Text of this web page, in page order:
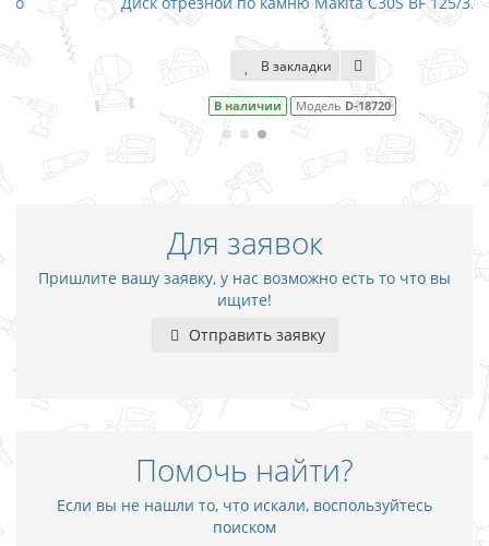
В закладки
В наличии Модель D-18720
Для заявок
Пришлите вашу заявку, у нас возможно есть то что вы
ищите!
Отправить заявку
Помочь найти?
Если вы не нашли то, что искали, воспользуйтесь
поиском